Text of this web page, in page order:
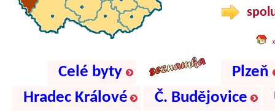
Celé byty
Plzeň
Hradec Králové
Č. Budějovice